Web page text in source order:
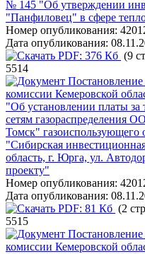
№ 145 "Об утверждении
"Панфиловец" в сфере
Номер опубликования:
Дата опубликования:
PDF: 376 Кб (9
5514
Постановление
комиссии Кемеровской
"Об установлении платы за
сетям газораспределения
Томск"
"Сибирская
область, г. Юрга, ул.
проекту"
Номер опубликования:
Дата опубликования:
PDF: 81 Кб (2
5515
Постановление
комиссии Кемеровской